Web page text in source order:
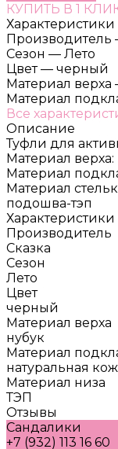
КУПИТЬ В 1
Характеристики
Производитель
Сезон — Лето
Цвет — черный
Материал верха
Материал
Все
Описание
Туфли для
Материал верха:
Материал
Материал
подошва-тэп
Характеристики
Производитель
Сказка
Сезон
Лето
Цвет
черный
Материал верха
нубук
Материал
натуральная
Материал низа
ТЭП
Отзывы
Сандалики
+7 (932) 113 16 60